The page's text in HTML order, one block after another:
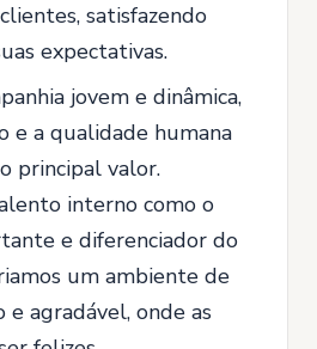
satisfazendo
expectativas.
jovem e dinâmica,
e a qualidade humana
principal valor.
interno como o
e diferenciador do
um ambiente de
agradável, onde as